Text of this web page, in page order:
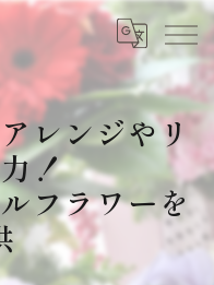
レンジやリ
！
フラワーを